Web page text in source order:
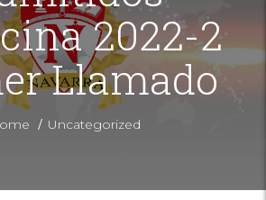
herramientas
2022-2
Llamado
/ Uncategorized